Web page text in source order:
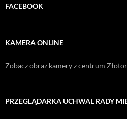
FACEBOOK
KAMERA ONLINE
Zobacz obraz kamery z centrum
PRZEGLĄDARKA UCHWAL RADY